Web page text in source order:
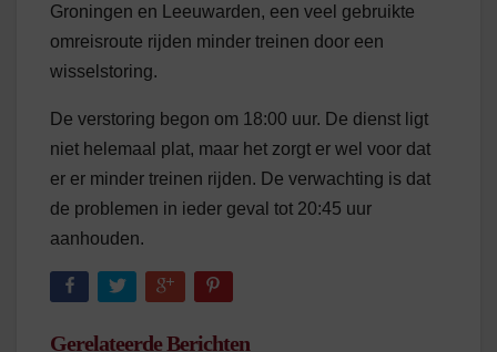
Groningen en Leeuwarden, een veel gebruikte
omreisroute rijden minder treinen door een
wisselstoring.
De verstoring begon om 18:00 uur. De dienst ligt
niet helemaal plat, maar het zorgt er wel voor dat
er er minder treinen rijden. De verwachting is dat
de problemen in ieder geval tot 20:45 uur
aanhouden.
Gerelateerde Berichten